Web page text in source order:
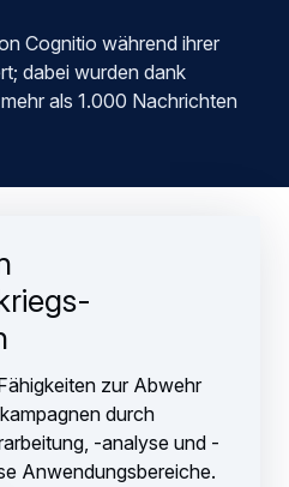
Cognitio während ihrer
dabei wurden dank
als 1.000 Nachrichten
zur Abwehr
durch
-analyse und -
Anwendungsbereiche.